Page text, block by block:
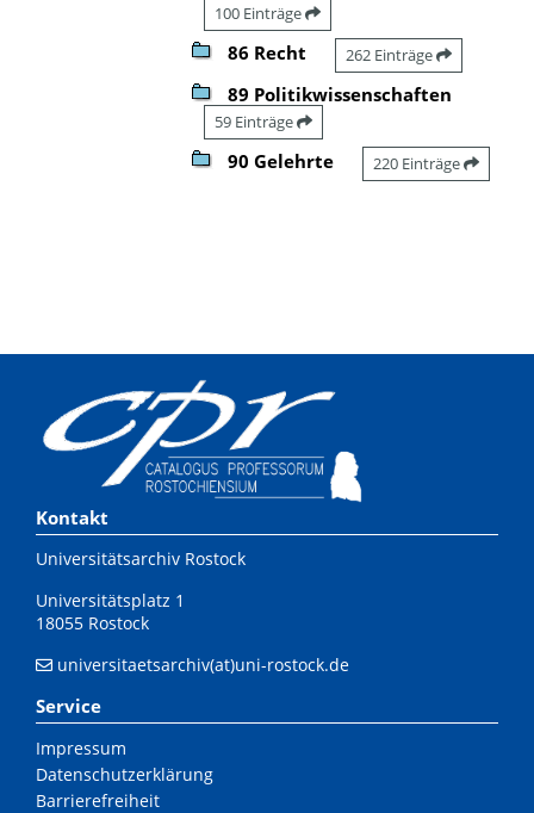
100 Einträge
86 Recht 262 Einträge
89 Politikwissenschaften
59 Einträge
90 Gelehrte 220 Einträge
Kontakt
Universitätsarchiv Rostock
Universitätsplatz 1
18055 Rostock
universitaetsarchiv(at)uni-rostock.de
Service
Impressum
Datenschutzerklärung
Barrierefreiheit